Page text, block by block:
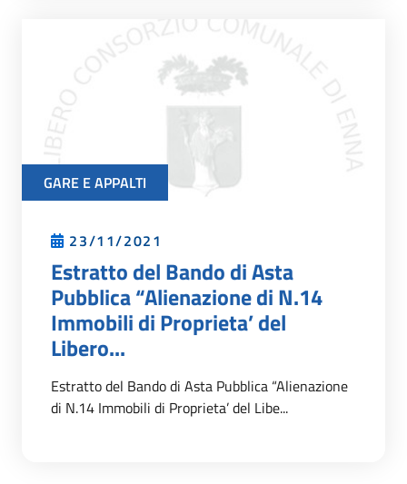
GARE E APPALTI
23/11/2021
Estratto del Bando di Asta
Pubblica “Alienazione di N.14
Immobili di Proprieta’ del
Libero...
Estratto del Bando di Asta Pubblica “Alienazione
di N.14 Immobili di Proprieta’ del Libe...